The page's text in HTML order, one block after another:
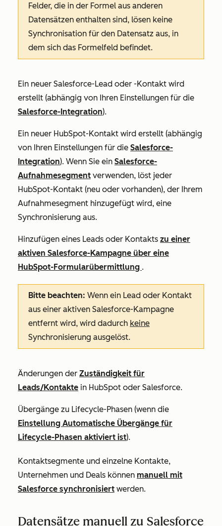
Felder, die in der Formel aus anderen
Datensätzen enthalten sind, lösen keine
Synchronisation für den Datensatz aus, in
dem sich das Formelfeld befindet.
Ein neuer Salesforce-Lead oder -Kontakt wird
erstellt (abhängig von Ihren Einstellungen für die
Salesforce-Integration).
Ein neuer HubSpot-Kontakt wird erstellt (abhängig
von Ihren Einstellungen für die Salesforce-
Integration). Wenn Sie ein Salesforce-
Aufnahmesegment verwenden, löst jeder
HubSpot-Kontakt (neu oder vorhanden), der Ihrem
Aufnahmesegment hinzugefügt wird, eine
Synchronisierung aus.
Hinzufügen eines Leads oder Kontakts zu einer
aktiven Salesforce-Kampagne über eine
HubSpot-Formularübermittlung .
Bitte beachten: Wenn ein Lead oder Kontakt
aus einer aktiven Salesforce-Kampagne
entfernt wird, wird dadurch keine
Synchronisierung ausgelöst.
Änderungen der Zuständigkeit für
Leads/Kontakte in HubSpot oder Salesforce.
Übergänge zu Lifecycle-Phasen (wenn die
Einstellung Automatische Übergänge für
Lifecycle-Phasen aktiviert ist).
Kontaktsegmente und einzelne Kontakte,
Unternehmen und Deals können manuell mit
Salesforce synchronisiert werden.
Datensätze manuell zu Salesforce